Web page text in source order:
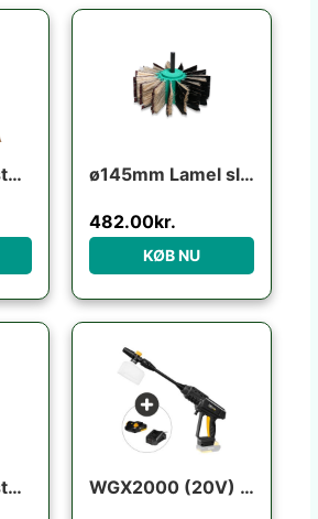
Udendørs klapstol Kave Home Dandara i akacietræ foldbar UV-resistent flerfarvet rustik ø145mm Lamel slibebørste til boremaskine
482.00kr.
KØB NU
Udendørs klapstol Kave Home Torreta foldbar aluminium ecru UV-bestandig moderne industriel WGX2000 (20V) m/batteri+lader